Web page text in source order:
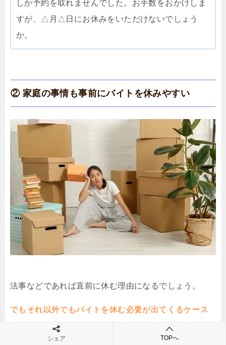
しか予約を取れませんでした。お手数をおかけしま
すが、△月△日にお休みをいただけないでしょう
か。
② 家庭の事情も事前にバイトを休みやすい
法事などであれば直前に休む理由になるでしょう。
でもそれ以外でもバイトを休む必要が出てくるケース
はあります。
シェア TOPへ